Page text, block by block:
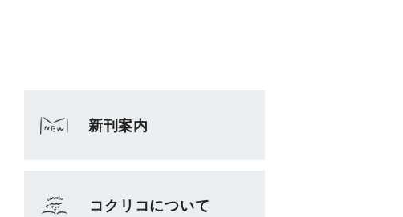
新刊案内
コクリコについて